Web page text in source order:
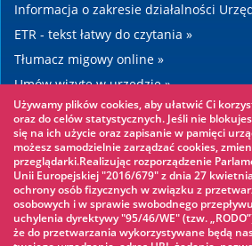
Informacja o zakresie działalności
ETR - tekst łatwy do czytania »
Tłumacz migowy online »
Umów wizytę w urzędzie »
Drogi »
Warto zobaczyć
Park linowy »
Park Wodny »
Używamy plików cookies, aby ułatwić Ci
oraz do celów statystycznych. Jeśli nie
się na ich użycie oraz zapisanie w pamięci
możesz samodzielnie zarządzać cookies,
przeglądarki.Realizując rozporządzenie
Unii Europejskiej "2016/679" z dnia 27
ochrony osób fizycznych w związku z
osobowych i w sprawie swobodnego
uchylenia dyrektywy "95/46/WE" (tzw.
że do przetwarzania wykorzystywane będą